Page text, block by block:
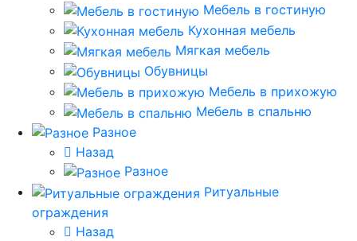
Мебель в гостиную
Кухонная мебель
Мягкая мебель
Обувницы
Мебель в прихожую
Мебель в спальню
Разное
Назад
Разное
Ритуальные
ограждения
Назад